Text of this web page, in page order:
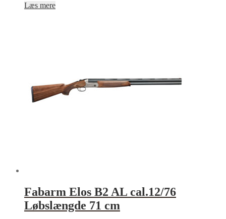
Læs mere
Fabarm Elos B2 AL cal.12/76
Løbslængde 71 cm